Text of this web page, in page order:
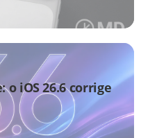
iOS 26.6 corrige